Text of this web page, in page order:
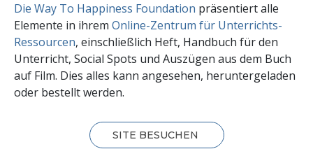
Die Way To Happiness Foundation präsentiert alle
Elemente in ihrem Online-Zentrum für Unterrichts-
Ressourcen, einschließlich Heft, Handbuch für den
Unterricht, Social Spots und Auszügen aus dem Buch
auf Film. Dies alles kann angesehen, heruntergeladen
oder bestellt werden.
SITE BESUCHEN